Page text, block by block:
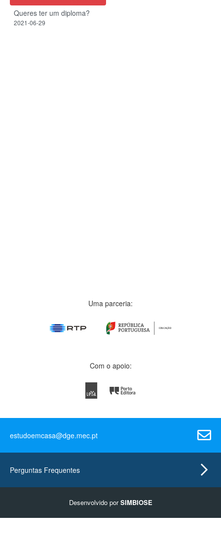
Queres ter um diploma?
2021-06-29
Uma parceria:
Com o apoio:
estudoemcasa@dge.mec.pt
Perguntas Frequentes
Desenvolvido porSIMBIOSE